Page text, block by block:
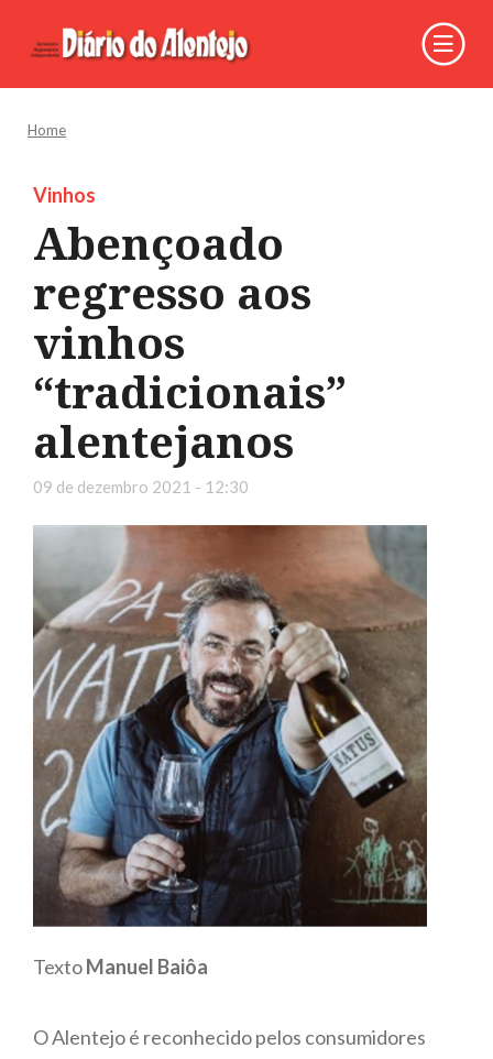
Home
Vinhos
Abençoado
regresso aos
vinhos
“tradicionais”
alentejanos
09 de dezembro 2021 - 12:30
TextoManuel Baiôa
O Alentejo é reconhecido pelos consumidores